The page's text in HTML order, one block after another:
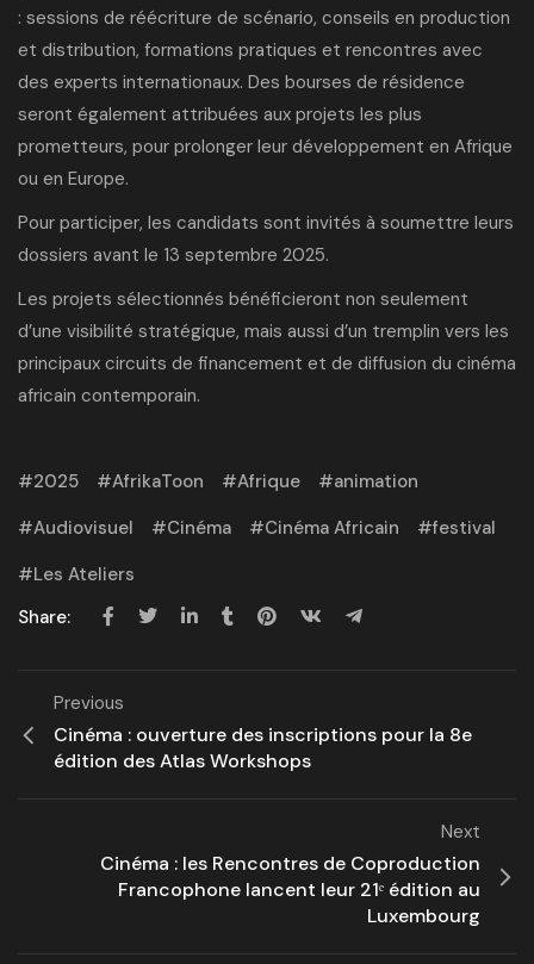
: sessions de réécriture de scénario, conseils en production
et distribution, formations pratiques et rencontres avec
des experts internationaux. Des bourses de résidence
seront également attribuées aux projets les plus
prometteurs, pour prolonger leur développement en Afrique
ou en Europe.
Pour participer, les candidats sont invités à soumettre leurs
dossiers avant le 13 septembre 2025.
Les projets sélectionnés bénéficieront non seulement
d’une visibilité stratégique, mais aussi d’un tremplin vers les
principaux circuits de financement et de diffusion du cinéma
africain contemporain.
2025 AfrikaToon Afrique
animation
Audiovisuel
Cinéma Cinéma Africain
festival
Les Ateliers
Share:
Previous
Cinéma : ouverture des inscriptions pour la 8e
édition des Atlas Workshops
Next
Cinéma : les Rencontres de Coproduction
Francophone lancent leur 21ᵉ édition au
Luxembourg